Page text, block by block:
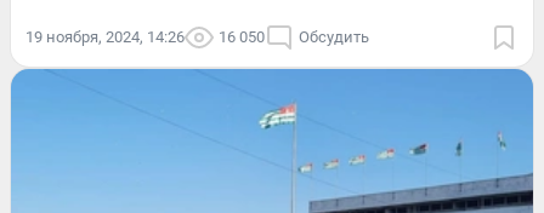
19 ноября, 2024, 14:26 16 050 Обсудить